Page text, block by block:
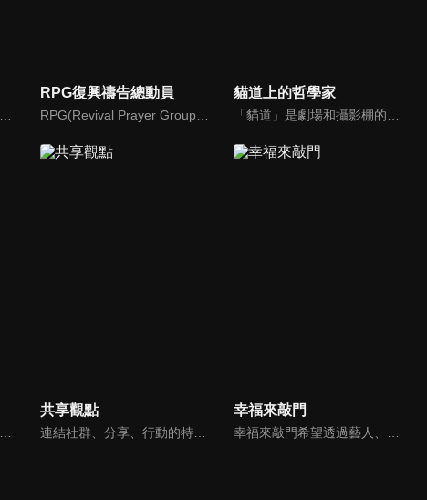
RPG復興禱告總動員 貓道上的哲學家
你了解一段幸福的愛情是如何發展出來的嗎？你對你心中那一個對象，到底是愛還是喜歡？難道喜歡跟愛差距很大嗎？讓我們的大師來消除你心中的疑惑。
共享觀點
連結社群、分享、行動的特色，運用講道學的架構，談論包含基要真理、生活話題及神學裝備三大面向主題。身為第六代基督徒，從小在教會中長大的周巽正，與第一代基督徒的廖文華，背景及生活經歷都不同，在節目中以輕鬆對談的方式，貢獻出不同角度的觀點。
幸福來敲門
幸福來敲門希望透過藝人、觀眾、夫妻來賓的經驗分享以及專家解析：傳遞聖經中的家庭價值觀，提供現代人面臨婚姻與家庭各種狀況接踵而來時的答案，並且邀請上帝成為每個家庭的主人。